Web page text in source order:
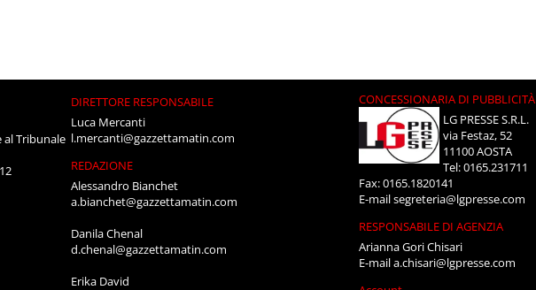
Tribunale
DIRETTORE RESPONSABILE
Luca Mercanti
l.mercanti@gazzettamatin.com
REDAZIONE
Alessandro Bianchet
a.bianchet@gazzettamatin.com
Danila Chenal
d.chenal@gazzettamatin.com
Erika David
CONCESSIONARIA DI PUBBLICITÀ
LG PRESSE S.R.L.
via Festaz, 52
11100 AOSTA
Tel: 0165.231711
Fax: 0165.1820141
E-mailsegreteria@lgpresse.com
RESPONSABILE DI AGENZIA
Arianna Gori Chisari
E-maila.chisari@lgpresse.com